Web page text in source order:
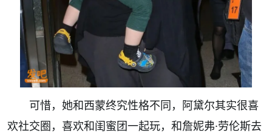
可惜，她和西蒙终究性格不同，阿黛尔其实很喜
欢社交圈，喜欢和闺蜜团一起玩，和詹妮弗·劳伦斯去